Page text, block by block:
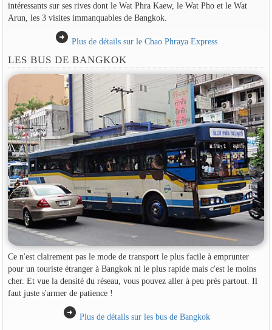
intéressants sur ses rives dont le Wat Phra Kaew, le Wat Pho et le Wat
Arun, les 3 visites immanquables de Bangkok.
arrow_circle_right Plus de détails sur le Chao Phraya Express
LES BUS DE BANGKOK
Ce n'est clairement pas le mode de transport le plus facile à emprunter
pour un touriste étranger à Bangkok ni le plus rapide mais c'est le moins
cher. Et vue la densité du réseau, vous pouvez aller à peu près partout. Il
faut juste s'armer de patience !
arrow_circle_right Plus de détails sur les bus de Bangkok